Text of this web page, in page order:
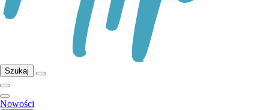
Szukaj
Nowości